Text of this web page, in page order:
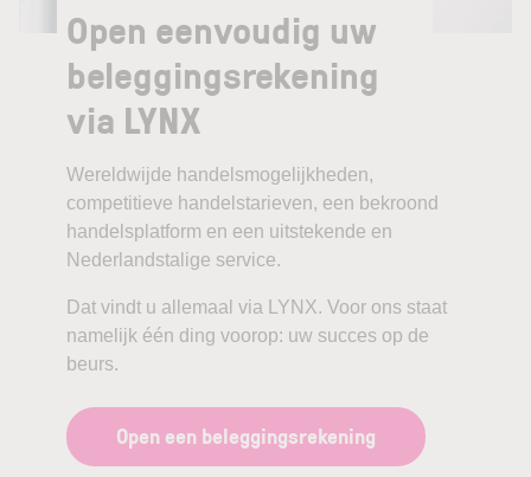
Open eenvoudig uw
beleggingsrekening
via LYNX
Wereldwijde handelsmogelijkheden,
competitieve handelstarieven, een bekroond
handelsplatform en een uitstekende en
Nederlandstalige service.
Dat vindt u allemaal via LYNX. Voor ons staat
namelijk één ding voorop: uw succes op de
beurs.
Open een beleggingsrekening